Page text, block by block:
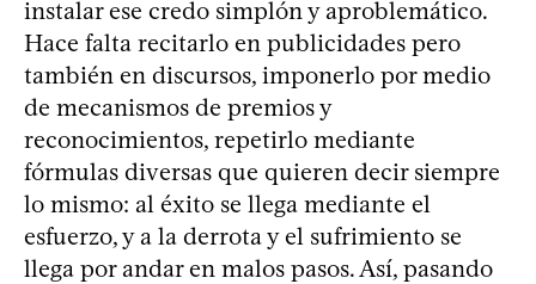
instalar ese credo simplón y aproblemático.
Hace falta recitarlo en publicidades pero
también en discursos, imponerlo por medio
de mecanismos de premios y
reconocimientos, repetirlo mediante
fórmulas diversas que quieren decir siempre
lo mismo: al éxito se llega mediante el
esfuerzo, y a la derrota y el sufrimiento se
llega por andar en malos pasos. Así, pasando